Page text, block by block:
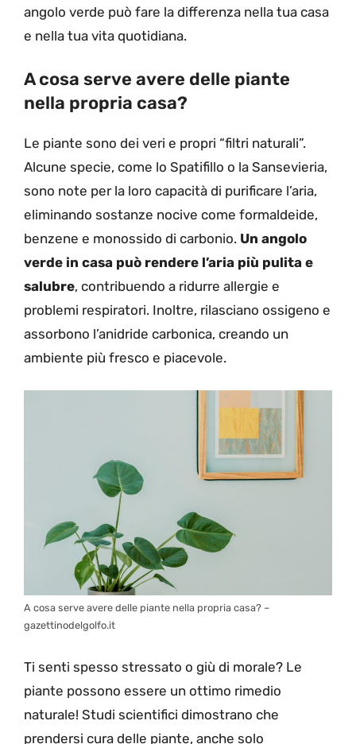
angolo verde può fare la differenza nella tua casa
e nella tua vita quotidiana.
A cosa serve avere delle piante
nella propria casa?
Le piante sono dei veri e propri “filtri naturali”.
Alcune specie, come lo Spatifillo o la Sansevieria,
sono note per la loro capacità di purificare l’aria,
eliminando sostanze nocive come formaldeide,
benzene e monossido di carbonio. Un angolo
verde in casa può rendere l’aria più pulita e
salubre, contribuendo a ridurre allergie e
problemi respiratori. Inoltre, rilasciano ossigeno e
assorbono l’anidride carbonica, creando un
ambiente più fresco e piacevole.
A cosa serve avere delle piante nella propria casa? –
gazettinodelgolfo.it
Ti senti spesso stressato o giù di morale? Le
piante possono essere un ottimo rimedio
naturale! Studi scientifici dimostrano che
prendersi cura delle piante, anche solo